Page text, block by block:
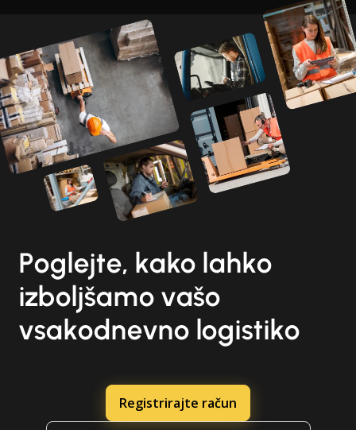
Poglejte, kako lahko
izboljšamo vašo
vsakodnevno logistiko
Registrirajte račun